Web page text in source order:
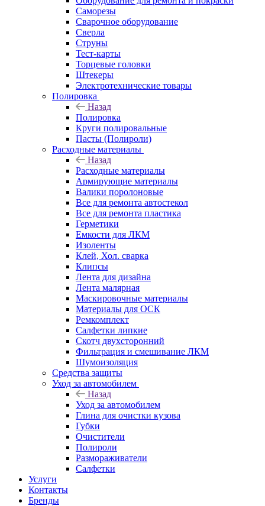
Саморезы
Сварочное оборудование
Сверла
Струны
Тест-карты
Торцевые головки
Штекеры
Электротехнические товары
Полировка
Назад
Полировка
Круги полировальные
Пасты (Полироли)
Расходные материалы
Назад
Расходные материалы
Армирующие материалы
Валики поролоновые
Все для ремонта автостекол
Все для ремонта пластика
Герметики
Емкости для ЛКМ
Изоленты
Клей, Хол. сварка
Клипсы
Лента для дизайна
Лента малярная
Маскировочные материалы
Материалы для ОСК
Ремкомплект
Салфетки липкие
Скотч двухсторонний
Фильтрация и смешивание ЛКМ
Шумоизоляция
Средства защиты
Уход за автомобилем
Назад
Уход за автомобилем
Глина для очистки кузова
Губки
Очистители
Полироли
Размораживатели
Салфетки
Услуги
Контакты
Бренды